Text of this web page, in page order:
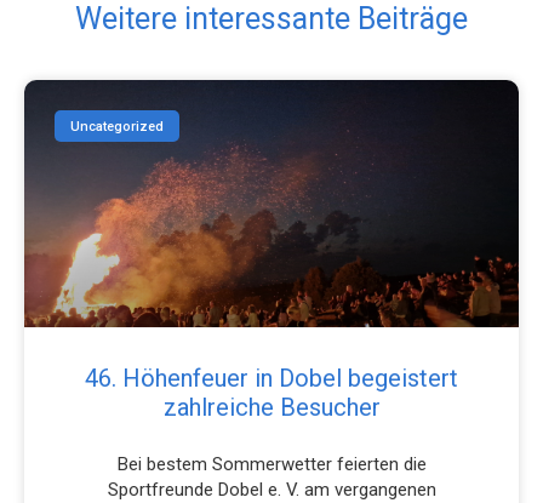
Weitere interessante Beiträge
Uncategorized
46. Höhenfeuer in Dobel begeistert
zahlreiche Besucher
Bei bestem Sommerwetter feierten die
Sportfreunde Dobel e. V. am vergangenen